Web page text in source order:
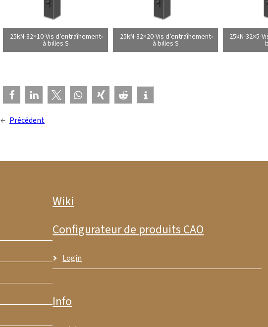
25kN-32×10-Vis d’entraînement
à billes S
25kN-32×20-Vis d’entraînement
à billes S
25kN-32×5-
← Précédent
Wiki
Configurateur de produits CAO
Login
Info